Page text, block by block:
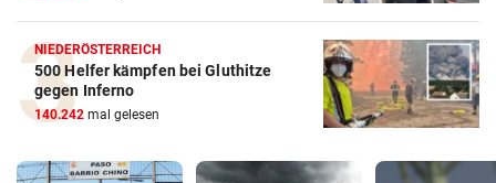
NIEDERÖSTERREICH
500 Helfer kämpfen bei Gluthitze
gegen Inferno
140.242 mal gelesen